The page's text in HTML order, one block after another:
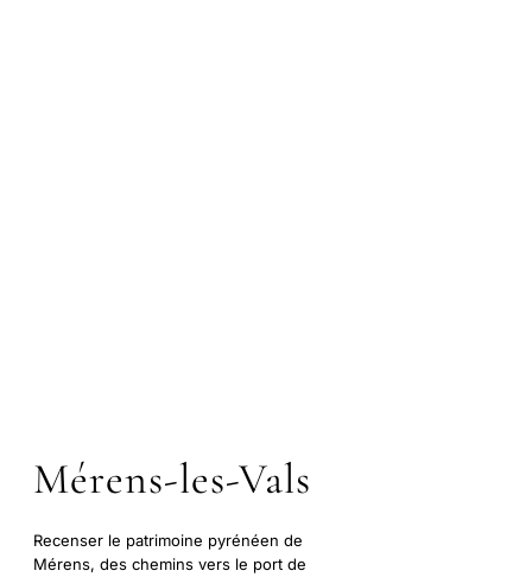
Mérens-les-Vals
Recenser le patrimoine pyrénéen de
Mérens, des chemins vers le port de